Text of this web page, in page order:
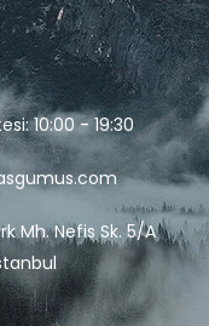
10:00 - 19:30
Mh. Nefis Sk. 5/A